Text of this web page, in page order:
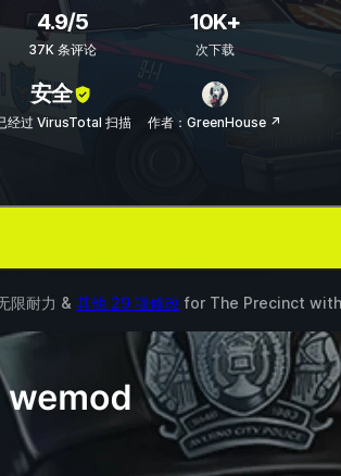
4.9/5
37K 条评论
10K+
次下载
安全
经过 VirusTotal 扫描 作者：GreenHouse ↗
限耐力 & 其他 29 项修改 for The Precinct